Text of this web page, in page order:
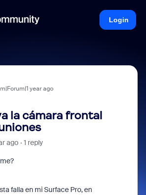
Login
year ago
la cámara frontal
ago 1 reply
falla en mi Surface Pro, en